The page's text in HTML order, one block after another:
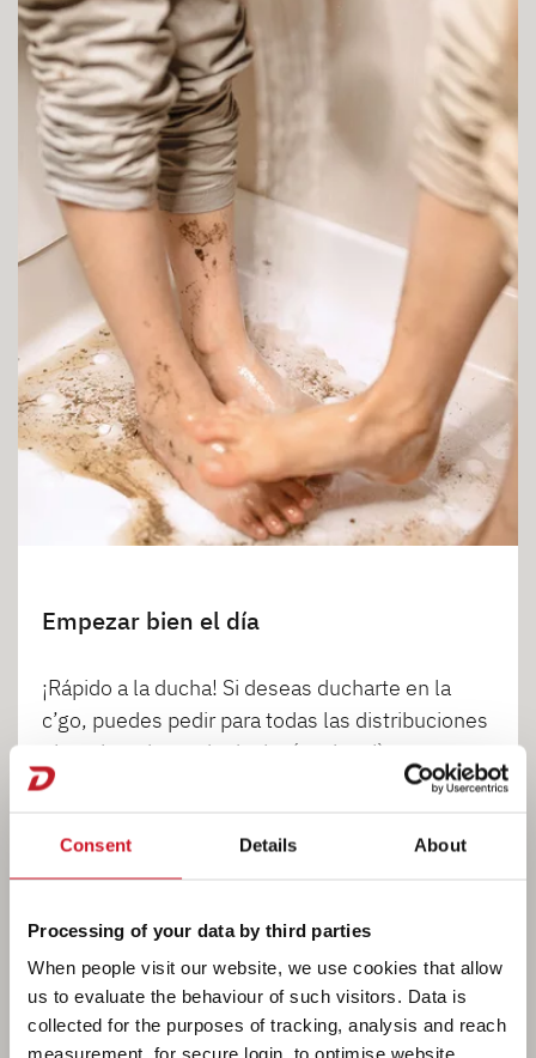
Consent Details About
Processing of your data by third parties
When people visit our website, we use cookies that allow
us to evaluate the behaviour of such visitors. Data is
collected for the purposes of tracking, analysis and reach
measurement, for secure login, to optimise website
Empezar bien el día
¡Rápido a la ducha! Si deseas ducharte en la
c’go, puedes pedir para todas las distribuciones
el equipamiento de ducha (opcional)
1 2